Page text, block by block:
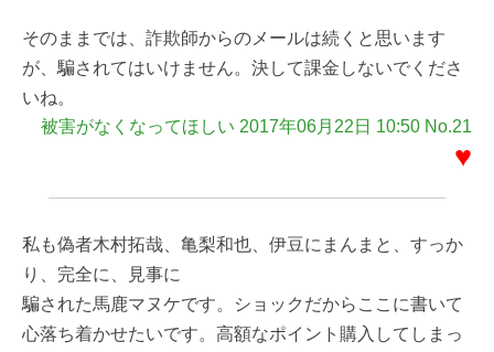
そのままでは、詐欺師からのメールは続くと思います
が、騙されてはいけません。決して課金しないでくださ
いね。
被害がなくなってほしい 2017年06月22日 10:50 No.21
♥
私も偽者木村拓哉、亀梨和也、伊豆にまんまと、すっか
り、完全に、見事に
騙された馬鹿マヌケです。ショックだからここに書いて
心落ち着かせたいです。高額なポイント購入してしまっ